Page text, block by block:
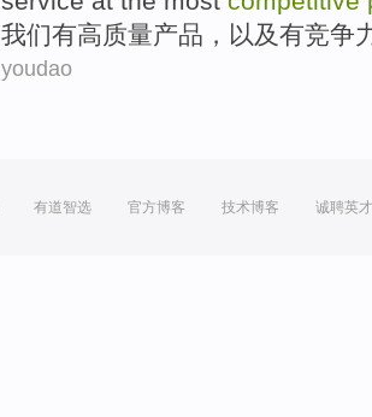
我们有高质量产品 ， 以及有竞争
youdao
有道智选 官方博客 技术博客 诚聘英才